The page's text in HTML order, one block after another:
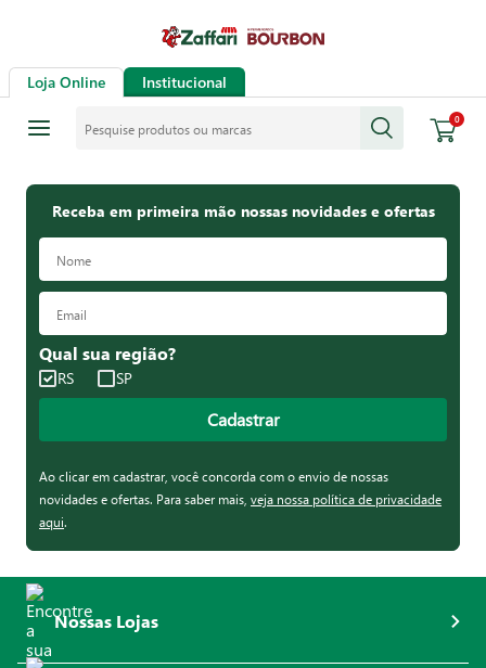
Loja Online Institucional
0
Receba em primeira mão nossas novidades e ofertas
Qual sua região?
RS SP
Cadastrar
Ao clicar em cadastrar, você concorda com o envio de nossas
novidades e ofertas. Para saber mais, veja nossa política de privacidade
aqui.
Nossas Lojas